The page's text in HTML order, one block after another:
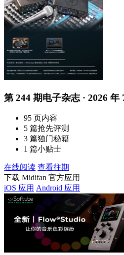
第 244 期电子杂志 · 2026 年
95 页内容
5 篇抢先评测
3 篇独门秘籍
1 篇小贴士
在线阅读 查看往期
下载 Midifan 官方应用
iOS 应用 Android 应用